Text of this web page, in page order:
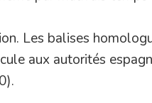
Les balises
aux autorités